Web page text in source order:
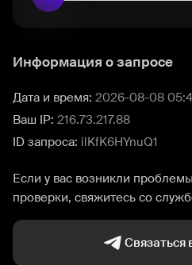
Информация о запросе
Дата и время: 2026-08-08
Ваш IP: 216.73.217.88
ID запроса: ilKfK6HYnuQ1
Если у вас возникли
проверки, свяжитесь со
Связаться